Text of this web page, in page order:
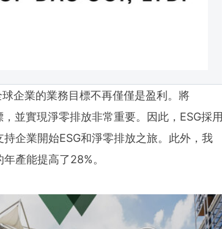
企業的業務目標不再僅僅是盈利。將
並實現淨零排放非常重要。因此，ESG採用
企業開始ESG和淨零排放之旅。此外，我
產能提高了28%。